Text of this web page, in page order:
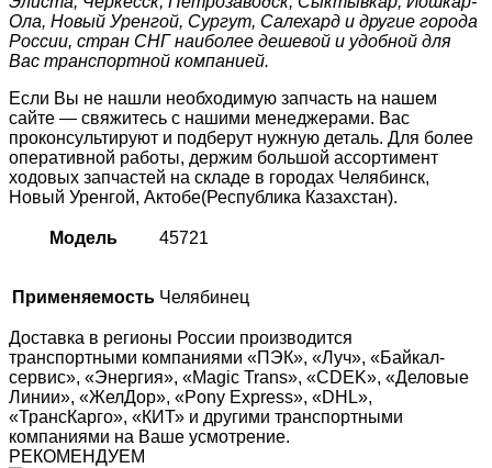
Ола, Новый Уренгой, Сургут, Салехард и другие города
России, стран СНГ наиболее дешевой и удобной для
Вас транспортной компанией.
Если Вы не нашли необходимую запчасть на нашем
сайте — свяжитесь с нашими менеджерами. Вас
проконсультируют и подберут нужную деталь. Для более
оперативной работы, держим большой ассортимент
ходовых запчастей на складе в городах Челябинск,
Новый Уренгой, Актобе(Республика Казахстан).
Модель 45721
Применяемость Челябинец
Доставка в регионы России производится
транспортными компаниями «ПЭК», «Луч», «Байкал-
сервис», «Энергия», «Magic Trans», «CDEK», «Деловые
Линии», «ЖелДор», «Pony Express», «DHL»,
«ТрансКарго», «КИТ» и другими транспортными
компаниями на Ваше усмотрение.
РЕКОМЕНДУЕМ